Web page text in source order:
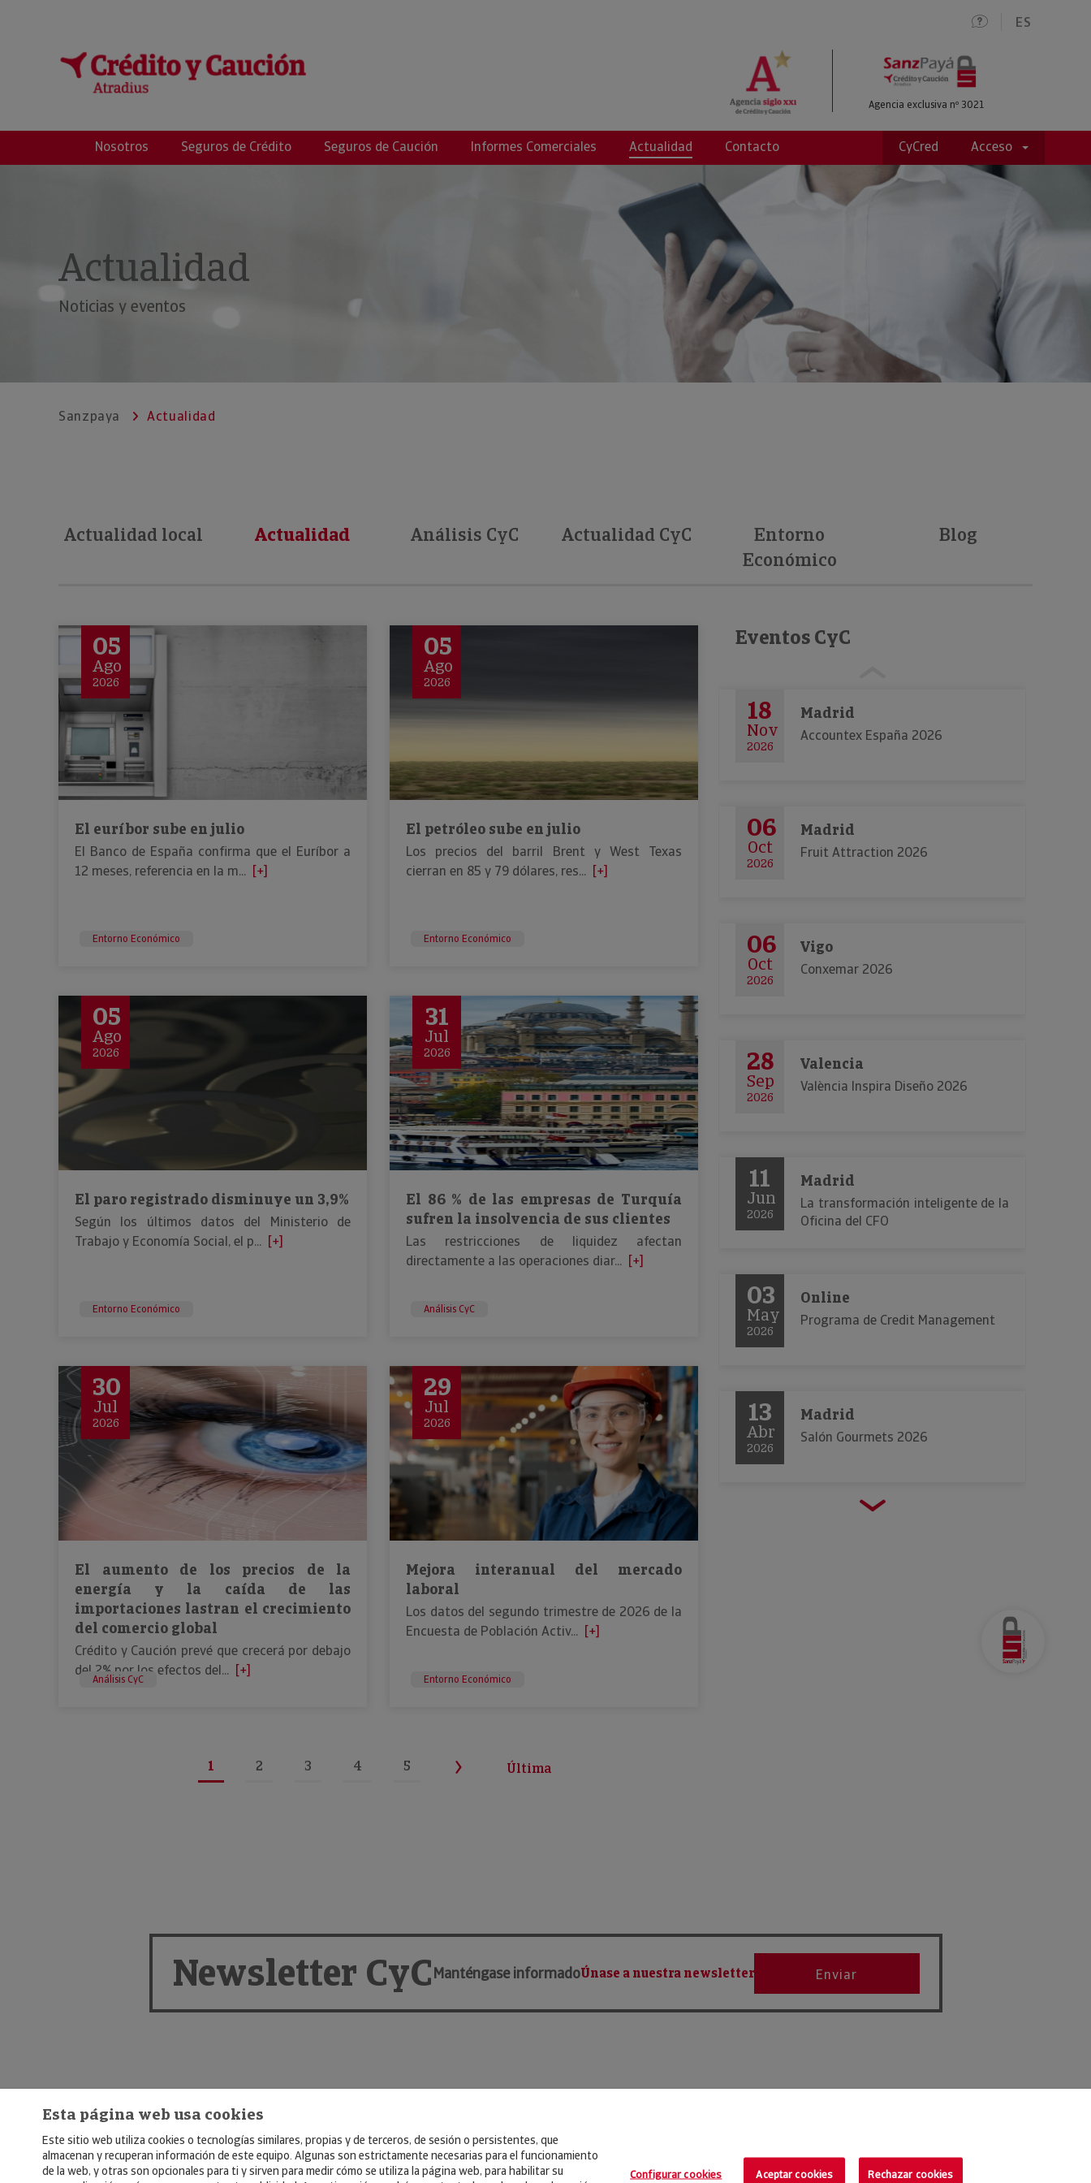
ES
SanzPayá Agencia exclusiva nº 3021
Nosotros Seguros de Crédito Seguros de Caución Informes Comerciales Actualidad Contacto CyCred Acceso
Actualidad
Noticias y eventos
Sanzpaya Actualidad
Actualidad local Actualidad Análisis CyC Actualidad CyC
Entorno
Económico
Blog
05
Ago
2026
El euríbor sube en julio
El Banco de España confirma que el Euríbor a
12 meses, referencia en la m... [+]
Entorno Económico
05
Ago
2026
El petróleo sube en julio
Los precios del barril Brent y West Texas
cierran en 85 y 79 dólares, res... [+]
Entorno Económico
05
Ago
2026
El paro registrado disminuye un 3,9%
Según los últimos datos del Ministerio de
Trabajo y Economía Social, el p... [+]
Entorno Económico
31
Jul
2026
El 86 % de las empresas de Turquía
sufren la insolvencia de sus clientes
Las restricciones de liquidez afectan
directamente a las operaciones diar... [+]
Análisis CyC
30
Jul
2026
El aumento de los precios de la
energía y la caída de las
importaciones lastran el crecimiento
del comercio global
Crédito y Caución prevé que crecerá por debajo
del 2% por los efectos del... [+]
Análisis CyC
29
Jul
2026
Mejora interanual del mercado
laboral
Los datos del segundo trimestre de 2026 de la
Encuesta de Población Activ... [+]
Entorno Económico
1 2 3 4 5 Última
Eventos CyC
18
Nov
2026
Madrid
Accountex España 2026
06
Oct
2026
Madrid
Fruit Attraction 2026
06
Oct
2026
Vigo
Conxemar 2026
28
Sep
2026
Valencia
València Inspira Diseño 2026
11
Jun
2026
Madrid
La transformación inteligente de la
Oficina del CFO
03
May
2026
Online
Programa de Credit Management
13
Abr
2026
Madrid
Salón Gourmets 2026
Newsletter CyCManténgase informadoÚnase a nuestra newsletter Enviar
Esta página web usa cookies
Este sitio web utiliza cookies o tecnologías similares, propias y de terceros, de sesión o persistentes, que
almacenan y recuperan información de este equipo. Algunas son estrictamente necesarias para el funcionamiento
de la web, y otras son opcionales para ti y sirven para medir cómo se utiliza la página web, para habilitar su
Configurar cookies Aceptar cookies Rechazar cookies